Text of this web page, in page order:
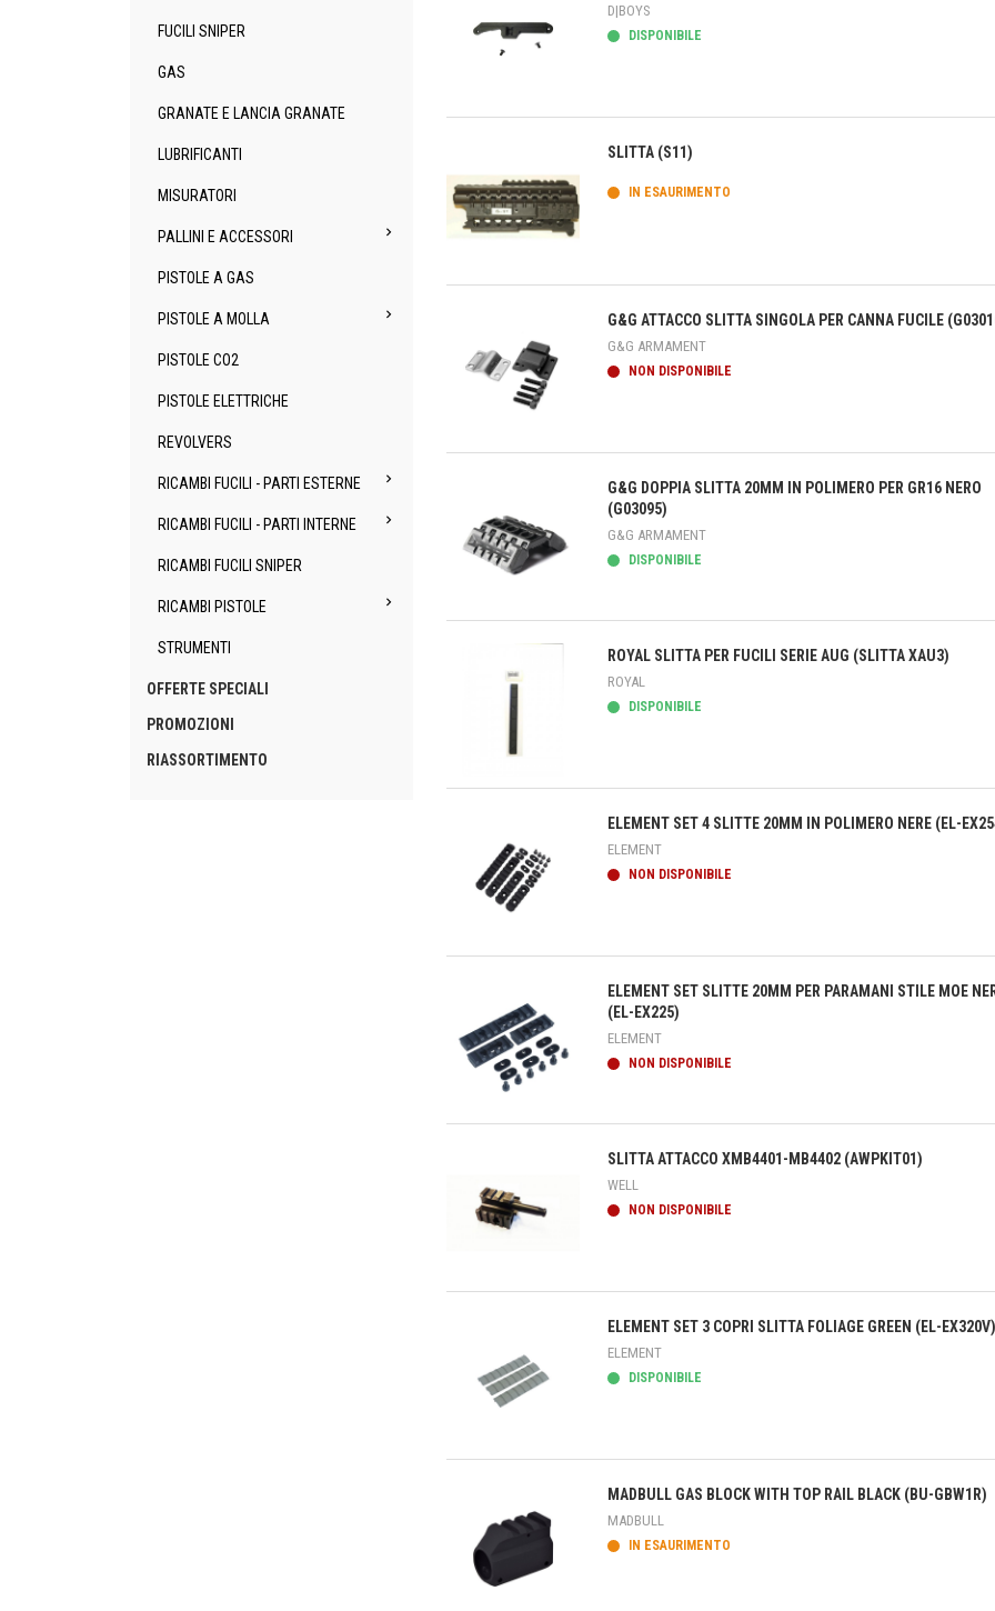
FUCILI SNIPER
GAS
GRANATE E LANCIA GRANATE
LUBRIFICANTI
MISURATORI
PALLINI E ACCESSORI 
PISTOLE A GAS
PISTOLE A MOLLA 
PISTOLE CO2
PISTOLE ELETTRICHE
REVOLVERS
RICAMBI FUCILI - PARTI ESTERNE 
RICAMBI FUCILI - PARTI INTERNE 
RICAMBI FUCILI SNIPER
RICAMBI PISTOLE 
STRUMENTI
OFFERTE SPECIALI
PROMOZIONI
RIASSORTIMENTO
Anteprima
D|BOYS
DISPONIBILE
Anteprima
SLITTA (S11)
IN ESAURIMENTO
Anteprima
G&G ATTACCO SLITTA SINGOLA PER CANNA FUCILE
G&G ARMAMENT
NON DISPONIBILE
Anteprima
G&G DOPPIA SLITTA 20MM IN POLIMERO PER GR16 NERO
(G03095)
G&G ARMAMENT
DISPONIBILE
Anteprima
ROYAL SLITTA PER FUCILI SERIE AUG (SLITTA XAU3)
ROYAL
DISPONIBILE
Anteprima
ELEMENT SET 4 SLITTE 20MM IN POLIMERO NERE (EL-
ELEMENT
NON DISPONIBILE
Anteprima
ELEMENT SET SLITTE 20MM PER PARAMANI STILE MOE
(EL-EX225)
ELEMENT
NON DISPONIBILE
Anteprima
SLITTA ATTACCO XMB4401-MB4402 (AWPKIT01)
WELL
NON DISPONIBILE
Anteprima
ELEMENT SET 3 COPRI SLITTA FOLIAGE GREEN (EL-EX320V)
ELEMENT
DISPONIBILE
MADBULL GAS BLOCK WITH TOP RAIL BLACK (BU-GBW1R)
MADBULL
IN ESAURIMENTO